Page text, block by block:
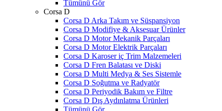
Tümünü Gör
Corsa D
Corsa D Arka Takım ve Süspansiyon
Corsa D Modifiye & Aksesuar Ürünler
Corsa D Motor Mekanik Parçaları
Corsa D Motor Elektrik Parçaları
Corsa D Karoser iç Trim Malzemeleri
Corsa D Fren Balatası ve Diski
Corsa D Multi Medya & Ses Sistemle
Corsa D Soğutma ve Radyatör
Corsa D Periyodik Bakım ve Filtre
Corsa D Dış Aydınlatma Ürünleri
Tümünü Gör